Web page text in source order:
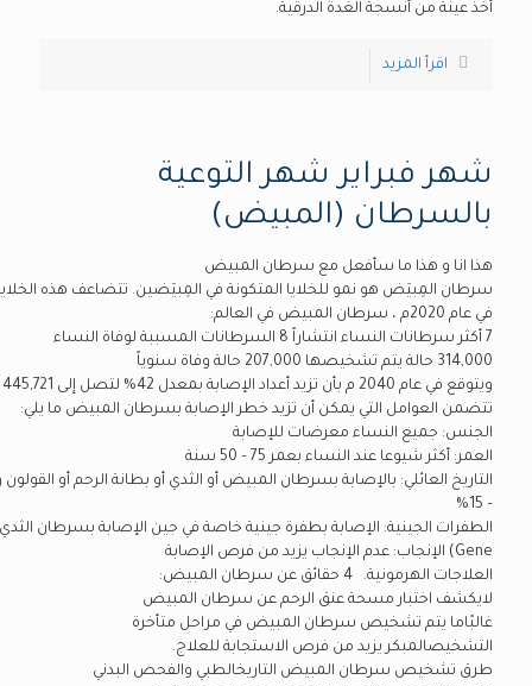
أخذ عينة من أنسجة الغدة الدرقية.
اقرأ المزيد
شهر فبراير شهر التوعية
بالسرطان (المبيض)
هذا انا و هذا ما سأفعل مع سرطان المبيض
سرطان المِبيَض هو نمو للخلايا المتكونة في المِبيَضين. تتضاعف هذه
في عام 2020م ، سرطان المبيض في العالم:
7 أكثر سرطانات النساء انتشاراً 8 السرطانات المسببة لوفاة النساء
314,000 حالة يتم تشخيصها 207,000 حالة وفاة سنوياً
تتضمن العوامل التي يمكن أن تزيد خطر الإصابة بسرطان المبيض ما يلي:
الجنس: جميع النساء معرضات للإصابة
العمر: أكثر شيوعا عند النساء بعمر 75 – 50 سنة
– 15%
Gene) الإنجاب: عدم الإنجاب يزيد من فرص الإصابة
العلاجات الهرمونية. 4 حقائق عن سرطان المبيض:
لايكشف اختبار مسحة عنق الرحم عن سرطان المبيض
غالبًاما يتم تشخيص سرطان المبيض في مراحل متأخرة
التشخيصالمبكر يزيد من فرص الاستجابة للعلاج.
طرق تشخيص سرطان المبيض التاريخالطبي والفحص البدني